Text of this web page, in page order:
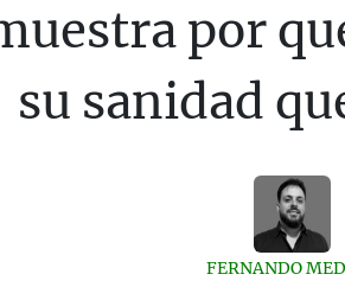
por
su sanidad
FERNANDO